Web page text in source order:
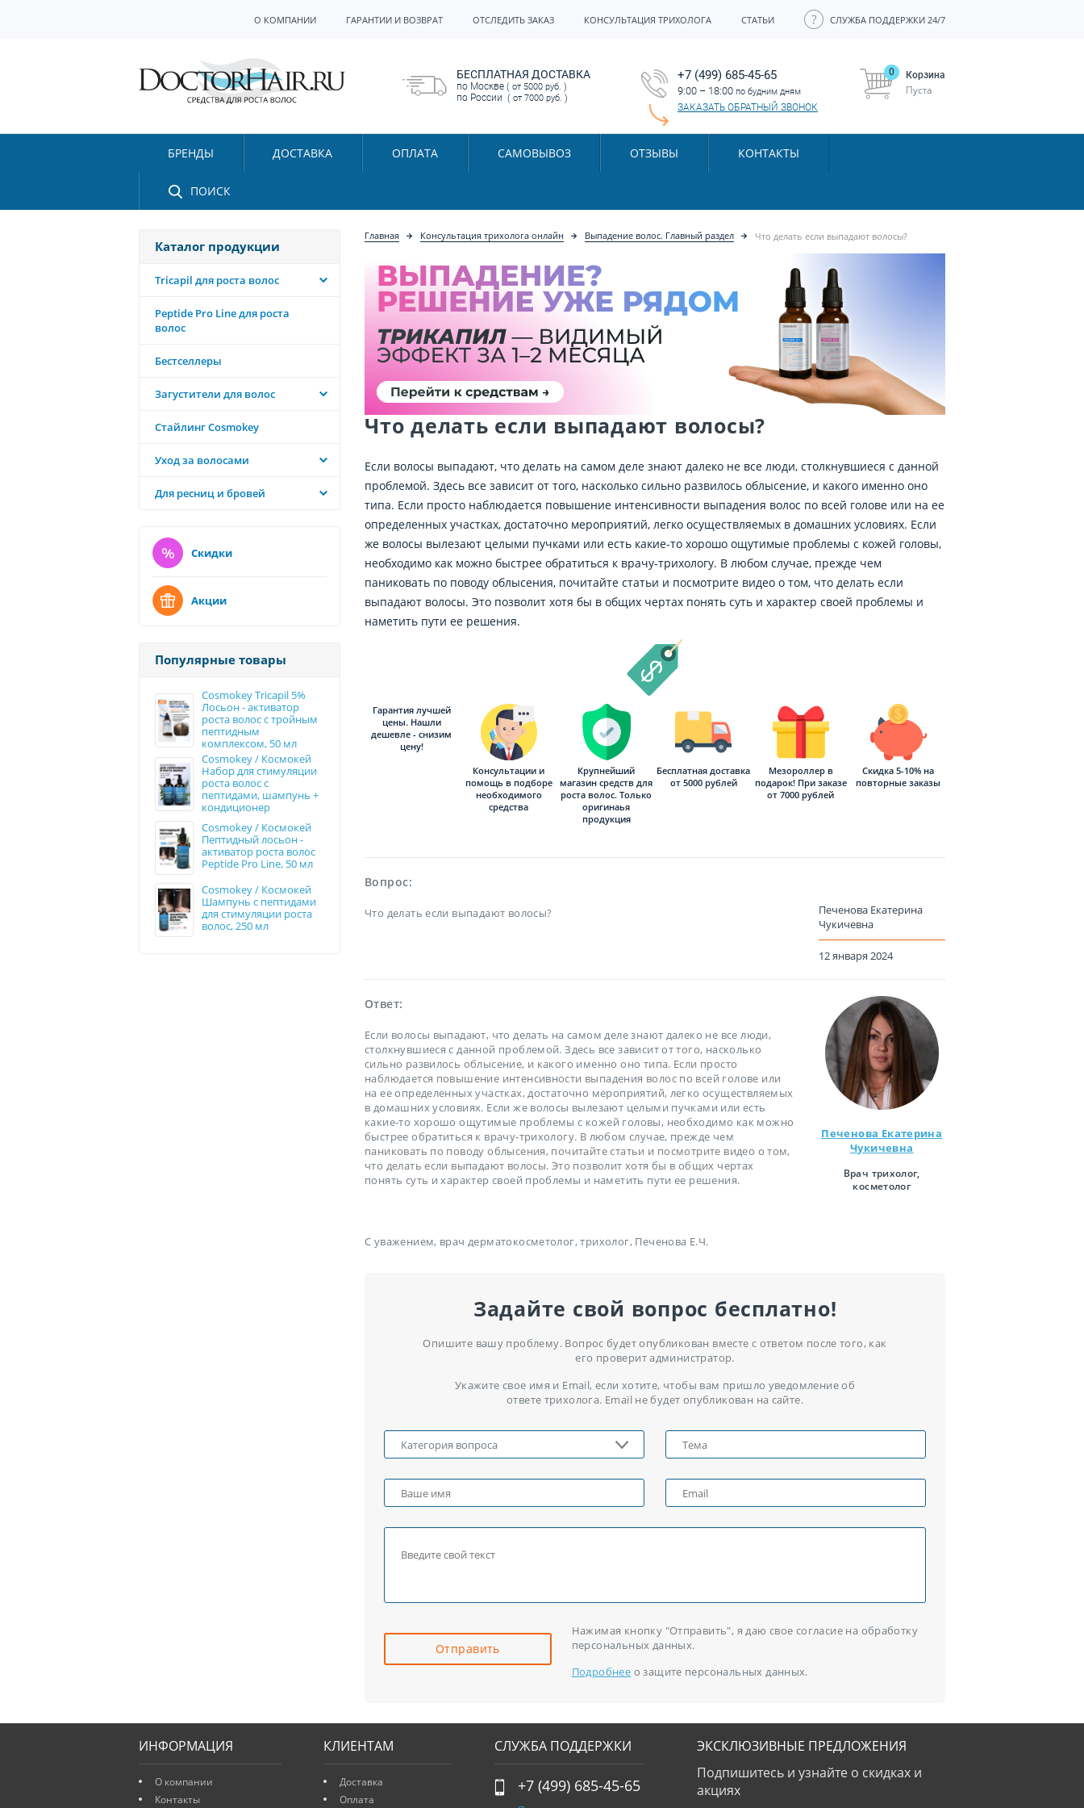
О КОМПАНИИ ГАРАНТИИ И ВОЗВРАТ ОТСЛЕДИТЬ ЗАКАЗ КОНСУЛЬТАЦИЯ ТРИХОЛОГА СТАТЬИ СЛУЖБА ПОДДЕРЖКИ 24/7
БЕСПЛАТНАЯ ДОСТАВКА
по Москве ( от 5000 руб. )
по России ( от 7000 руб. )
+7 (499) 685-45-65
9:00 – 18:00 по будним дням
ЗАКАЗАТЬ ОБРАТНЫЙ ЗВОНОК
Корзина
0
Пуста
БРЕНДЫ ДОСТАВКА ОПЛАТА САМОВЫВОЗ ОТЗЫВЫ КОНТАКТЫ
ПОИСК
Каталог продукции
Tricapil для роста волос
Peptide Pro Line для роста
волос
Бестселлеры
Загустители для волос
Стайлинг Cosmokey
Уход за волосами
Для ресниц и бровей
Скидки
Акции
Популярные товары
Cosmokey Tricapil 5%
Лосьон - активатор
роста волос с тройным
пептидным
комплексом, 50 мл
Cosmokey / Космокей
Набор для стимуляции
роста волос с
пептидами, шампунь +
кондиционер
Cosmokey / Космокей
Пептидный лосьон -
активатор роста волос
Peptide Pro Line, 50 мл
Cosmokey / Космокей
Шампунь с пептидами
для стимуляции роста
волос, 250 мл
Главная Консультация трихолога онлайн Выпадение волос. Главный раздел Что делать если выпадают волосы?
Что делать если выпадают волосы?
Если волосы выпадают, что делать на самом деле знают далеко не все люди, столкнувшиеся с данной
проблемой. Здесь все зависит от того, насколько сильно развилось облысение, и какого именно оно
типа. Если просто наблюдается повышение интенсивности выпадения волос по всей голове или на ее
определенных участках, достаточно мероприятий, легко осуществляемых в домашних условиях. Если
же волосы вылезают целыми пучками или есть какие-то хорошо ощутимые проблемы с кожей головы,
необходимо как можно быстрее обратиться к врачу-трихологу. В любом случае, прежде чем
паниковать по поводу облысения, почитайте статьи и посмотрите видео о том, что делать если
выпадают волосы. Это позволит хотя бы в общих чертах понять суть и характер своей проблемы и
наметить пути ее решения.
Гарантия лучшей
цены. Нашли
дешевле - снизим
цену!
Консультации и
помощь в подборе
необходимого
средства
Крупнейший
магазин средств для
роста волос. Только
оригинаья
продукция
Бесплатная доставка
от 5000 рублей
Мезороллер в
подарок! При заказе
от 7000 рублей
Скидка 5-10% на
повторные заказы
Печенова Екатерина
Чукичевна
12 января 2024
Вопрос:
Что делать если выпадают волосы?
Печенова Екатерина
Чукичевна
Врач трихолог,
косметолог
Ответ:
Если волосы выпадают, что делать на самом деле знают далеко не все люди,
столкнувшиеся с данной проблемой. Здесь все зависит от того, насколько
сильно развилось облысение, и какого именно оно типа. Если просто
наблюдается повышение интенсивности выпадения волос по всей голове или
на ее определенных участках, достаточно мероприятий, легко осуществляемых
в домашних условиях. Если же волосы вылезают целыми пучками или есть
какие-то хорошо ощутимые проблемы с кожей головы, необходимо как можно
быстрее обратиться к врачу-трихологу. В любом случае, прежде чем
паниковать по поводу облысения, почитайте статьи и посмотрите видео о том,
что делать если выпадают волосы. Это позволит хотя бы в общих чертах
понять суть и характер своей проблемы и наметить пути ее решения.
С уважением, врач дерматокосметолог, трихолог, Печенова Е.Ч.
Задайте свой вопрос бесплатно!
Опишите вашу проблему. Вопрос будет опубликован вместе с ответом после того, как
его проверит администратор.
Укажите свое имя и Email, если хотите, чтобы вам пришло уведомление об
ответе трихолога. Email не будет опубликован на сайте.
Отправить
Нажимая кнопку "Отправить", я даю свое согласие на обработку
персональных данных.
Подробнее о защите персональных данных.
ИНФОРМАЦИЯ
О компании
Контакты
КЛИЕНТАМ
Доставка
Оплата
СЛУЖБА ПОДДЕРЖКИ
+7 (499) 685-45-65
ЭКСКЛЮЗИВНЫЕ ПРЕДЛОЖЕНИЯ
Подпишитесь и узнайте о скидках и
акциях